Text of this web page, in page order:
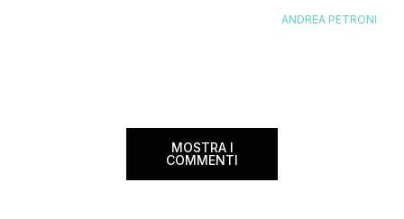
CopenPay ed è
ANDREA PETRONI
MOSTRA I
COMMENTI